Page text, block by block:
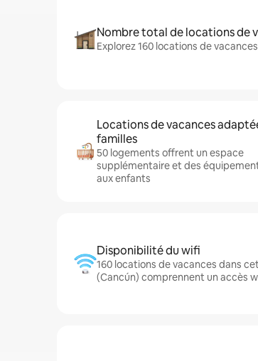
Nombre total de locations de
Explorez 160 locations de
Locations de vacances
familles
50 logements offrent un espace
supplémentaire et des
aux enfants
Disponibilité du wifi
160 locations de vacances dans
(Cancún) comprennent un accès